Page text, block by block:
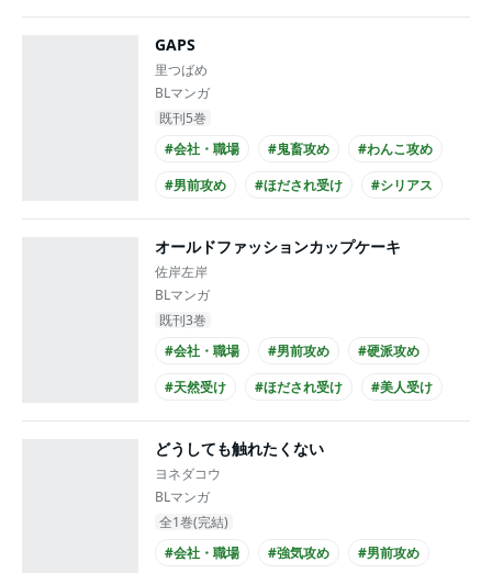
#ほのぼの
#あまあま
#仕事関係
#20代攻め
GAPS
里つばめ
BLマンガ
既刊5巻
#会社・職場
#鬼畜攻め
#わんこ攻め
#男前攻め
#ほだされ受け
#シリアス
#シュール
#仕事関係
#年下攻め
#ノンケ受け
オールドファッションカップケーキ
佐岸左岸
BLマンガ
既刊3巻
#会社・職場
#男前攻め
#硬派攻め
#天然受け
#ほだされ受け
#美人受け
#ほのぼの
#せつない
#上司・部下
#年下攻め
どうしても触れたくない
ヨネダコウ
BLマンガ
全1巻(完結)
#会社・職場
#強気攻め #男前攻め